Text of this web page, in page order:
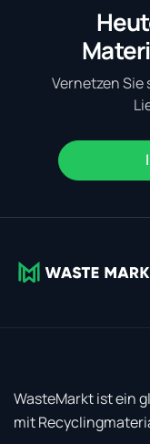
Vernetzen
WasteMarkt ist ein
mit